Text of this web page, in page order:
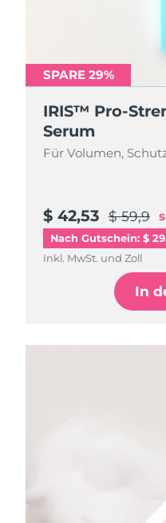
SPARE 29%
IRIS™ Pro-
Serum
Für Volumen,
$ 42,53 $ 59,9
Nach Gutschein: $
Inkl. MwSt. und Zoll
In